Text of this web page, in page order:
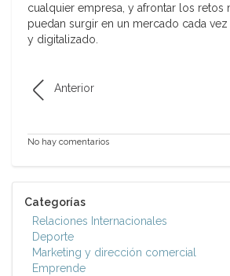
cualquier empresa, y afrontar los retos
puedan surgir en un mercado cada
y digitalizado.
Anterior
No hay comentarios
Categorías
Relaciones Internacionales
Deporte
Marketing y dirección comercial
Emprende